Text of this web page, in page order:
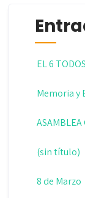
EL 6
Memoria y
ASAMBLEA
(sin título)
8 de Marzo